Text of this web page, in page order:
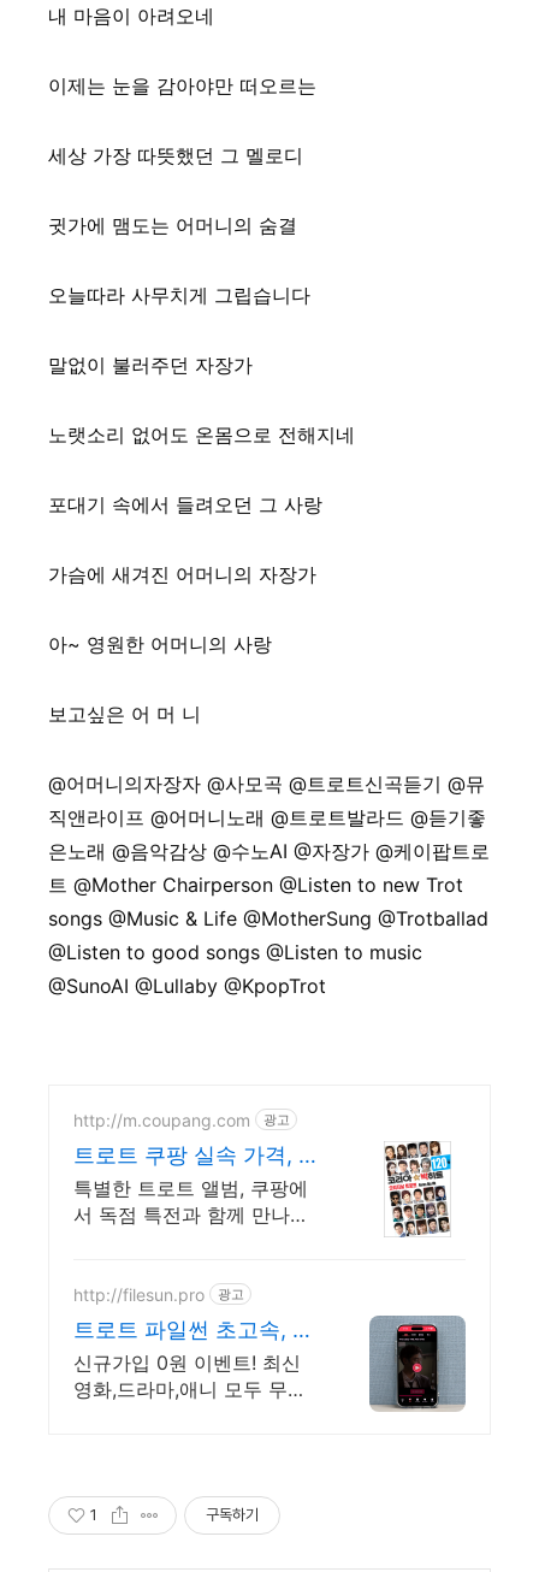
내 마음이 아려오네
이제는 눈을 감아야만 떠오르는
세상 가장 따뜻했던 그 멜로디
귓가에 맴도는 어머니의 숨결
오늘따라 사무치게 그립습니다
말없이 불러주던 자장가
노랫소리 없어도 온몸으로 전해지네
포대기 속에서 들려오던 그 사랑
가슴에 새겨진 어머니의 자장가
아~ 영원한 어머니의 사랑
보고싶은 어 머 니
@어머니의자장자 @사모곡 @트로트신곡듣기 @뮤
직앤라이프 @어머니노래 @트로트발라드 @듣기좋
은노래 @음악감상 @수노AI @자장가 @케이팝트로
트 @Mother Chairperson @Listen to new Trot
songs @Music & Life @MotherSung @Trotballad
@Listen to good songs @Listen to music
@SunoAI @Lullaby @KpopTrot
http://m.coupang.com 광고
트로트 쿠팡 실속 가격, 앨
범 구매 만족
특별한 트로트 앨범, 쿠팡에
서 독점 특전과 함께 만나보
http://filesun.pro 광고
트로트 파일썬 초고속, 4K
실시간 보기!
신규가입 0원 이벤트! 최신
영화,드라마,애니 모두 무료!
1 구독하기